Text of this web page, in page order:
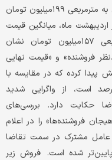
فایل‌های در نوبت فروش آپارتمان در تهران به مترمربعی ۱۹۹‌میلیون تومان
ماه، میانگین قیمت
قطعی آپارتمان‌های فروش‌رفته را مترمربعی ۱۵۷‌میلیون تومان نشان
فروشنده» و «قیمت نهایی
مسکن به ۲۷درصد افزایش پیدا کرده که در مقایسه با
تاریخی» خود که حدود ۱۰درصد است، از واگرایی شدید
حکایت دارد. بررسی‌های
مشخص می‌کند، ۶محرک «هیجان فروشنده‌ها» را در اعلام
عامل مشترک در سمت تقاضا
شده است. فروش زیر